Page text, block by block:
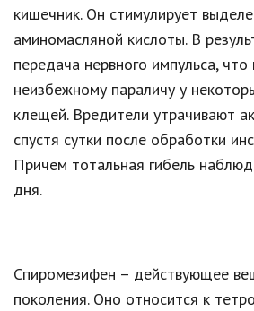
кишечник. Он стимулирует
аминомасляной кислоты. В
передача нервного импульса,
неизбежному параличу у
клещей. Вредители утрачивают
спустя сутки после обработки
Причем тотальная гибель
дня.
Спиромезифен – действующее
поколения. Оно относится к